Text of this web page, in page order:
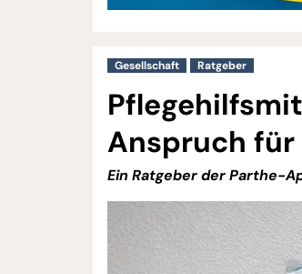
Gesellschaft Ratgeber
Anspruch für
Ein Ratgeber der Parthe-